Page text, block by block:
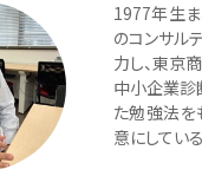
1977年生
のコンサル
力し、東京
中小企業診
た勉強法を
意にしている